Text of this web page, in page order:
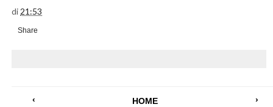
di 21:53
Share
‹ ›
HOME